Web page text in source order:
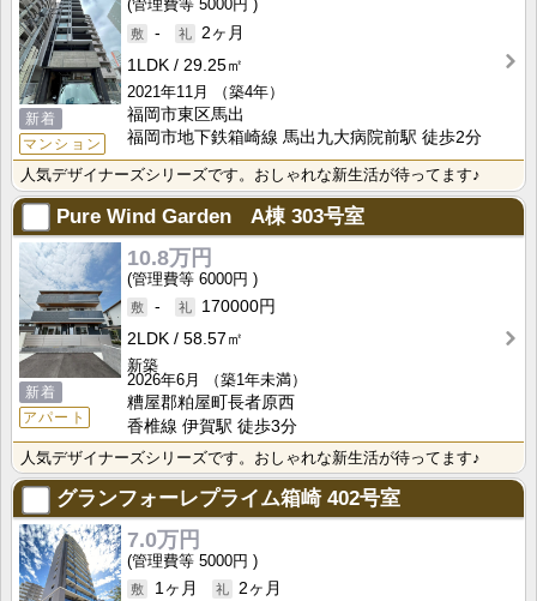
新着
マンション
5000円
-
2ヶ月
1LDK
29.25㎡
2021年11月
（築4年）
福岡市東区馬出
福岡市地下鉄箱崎線 馬出九大病院前駅 徒歩2分
人気デザイナーズシリーズです。おしゃれな新生活が待ってます♪
Pure Wind Garden A棟 303号室
新着
アパート
10.8万円
6000円
-
170000円
2LDK
58.57㎡
新築
2026年6月
（築1年未満）
糟屋郡粕屋町長者原西
香椎線 伊賀駅 徒歩3分
人気デザイナーズシリーズです。おしゃれな新生活が待ってます♪
グランフォーレプライム箱崎402号室
7.0万円
5000円
1ヶ月
2ヶ月